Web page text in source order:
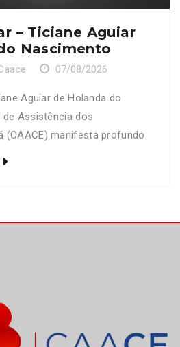
– Ticiane Aguiar
Nascimento
07/08/2026
Aguiar de Holanda do
Assistência dos
(CAACE) manifesta profundo